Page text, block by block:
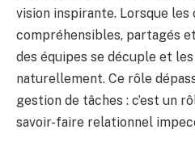
vision inspirante. Lorsque
compréhensibles, partagés
des équipes se décuple et
naturellement. Ce rôle
gestion de tâches : c’est un
savoir-faire relationnel